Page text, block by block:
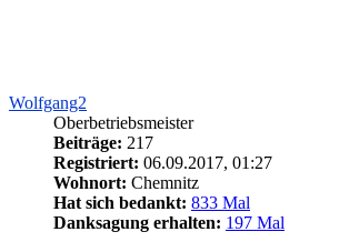
Wolfgang2
Oberbetriebsmeister
Beiträge: 217
Registriert: 06.09.2017, 01:27
Wohnort: Chemnitz
Hat sich bedankt: 833 Mal
Danksagung erhalten: 197 Mal